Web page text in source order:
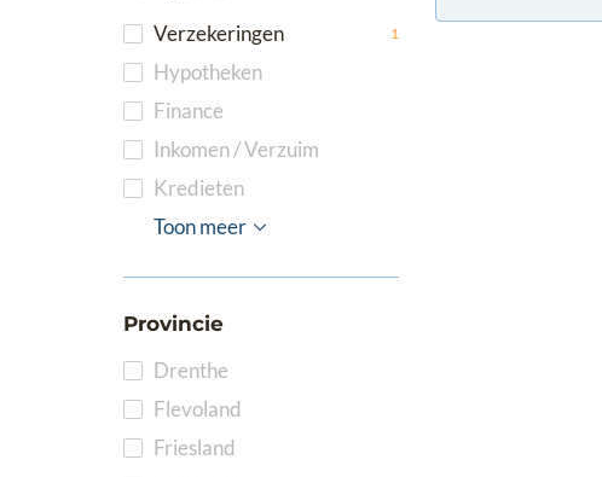
Verzekeringen 1
Hypotheken
Finance
Inkomen / Verzuim
Kredieten
Pensioenen
ICT
Bank
Financiële Planning
Toon meer
Provincie
Drenthe
Flevoland
Friesland